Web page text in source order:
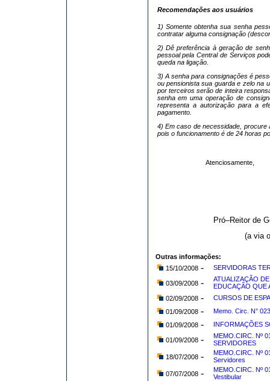
Recomendações aos usuários
1) Somente obtenha sua senha
contratar alguma consignação
2) Dê preferência à geração de
pessoal pela Central de Serviços
queda na ligação.
3) A senha para consignações é
ou pensionista sua guarda e zelo na
por terceiros serão de inteira
senha em uma operação de
representa a autorização para a
pagamento.
4) Em caso de necessidade,
pois o funcionamento é de 24 horas
Atenciosamente,
Pró–Reitor de
(a via
Outras informações:
15/10/2008- SERVIDORAS
03/09/2008-
ATUALIZAÇÃO
EDUCAÇÃO QUE
02/09/2008-
CURSOS DE
01/09/2008-
Memo. Circ. N°
01/09/2008- INFORMAÇÕES
01/09/2008-
MEMO.CIRC. Nº
SERVIDORES
18/07/2008-
MEMO.CIRC. Nº
Servidores
07/07/2008-
MEMO.CIRC. Nº
Vestibular